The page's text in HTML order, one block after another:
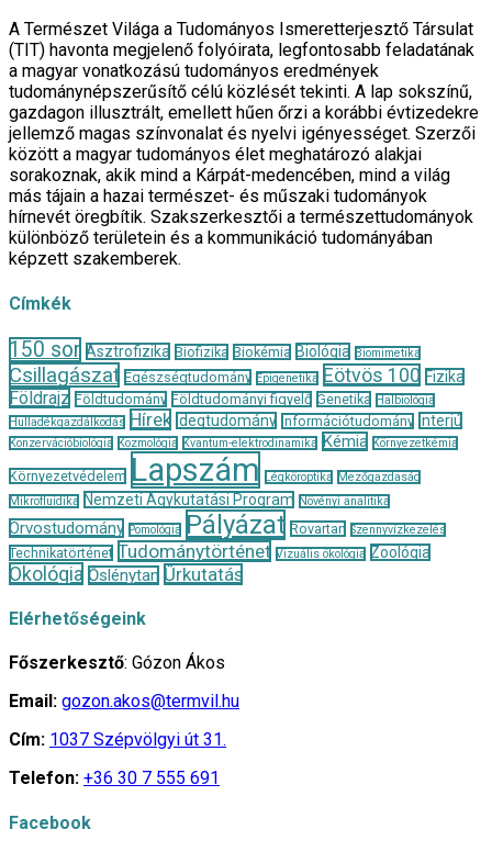
A Természet Világa a Tudományos Ismeretterjesztő Társulat
(TIT) havonta megjelenő folyóirata, legfontosabb feladatának
a magyar vonatkozású tudományos eredmények
tudománynépszerűsítő célú közlését tekinti. A lap sokszínű,
gazdagon illusztrált, emellett hűen őrzi a korábbi évtizedekre
jellemző magas színvonalat és nyelvi igényességet. Szerzői
között a magyar tudományos élet meghatározó alakjai
sorakoznak, akik mind a Kárpát-medencében, mind a világ
más tájain a hazai természet- és műszaki tudományok
hírnevét öregbítik. Szakszerkesztői a természettudományok
különböző területein és a kommunikáció tudományában
képzett szakemberek.
Címkék
150 sor Asztrofizika Biofizika Biokémia Biológia Biomimetika
Csillagászat Egészségtudomány Epigenetika Eötvös 100 Fizika
Földrajz Földtudomány Földtudományi figyelő Genetika
Halbiológia
Hulladékgazdálkodás
Hírek Idegtudomány Információtudomány Interjú
Konzervációbiológia Kozmológia Kvantum-elektrodinamika Kémia Környezetkémia
Környezetvédelem Lapszám Légköroptika
Mezőgazdaság
Mikrofluidika
Nemzeti Agykutatási Program Növényi analitika
Orvostudomány Pomológia Pályázat Rovartan Szennyvízkezelés
Technikatörténet Tudománytörténet Vizuális ökológia Zoológia
Ökológia Őslénytan Űrkutatás
Elérhetőségeink
Főszerkesztő: Gózon Ákos
Email: gozon.akos@termvil.hu
Cím: 1037 Szépvölgyi út 31.
Telefon: +36 30 7 555 691
Facebook